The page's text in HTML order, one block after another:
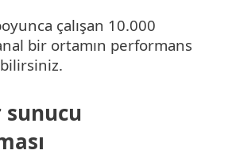
çalışan 10.000
bir ortamın performans